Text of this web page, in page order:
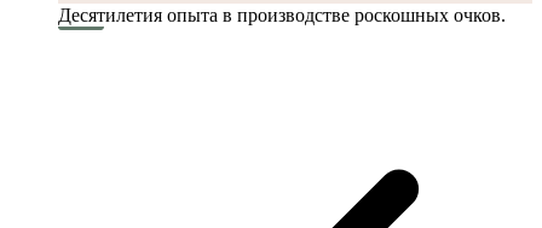
Десятилетия опыта в производстве роскошных очков.